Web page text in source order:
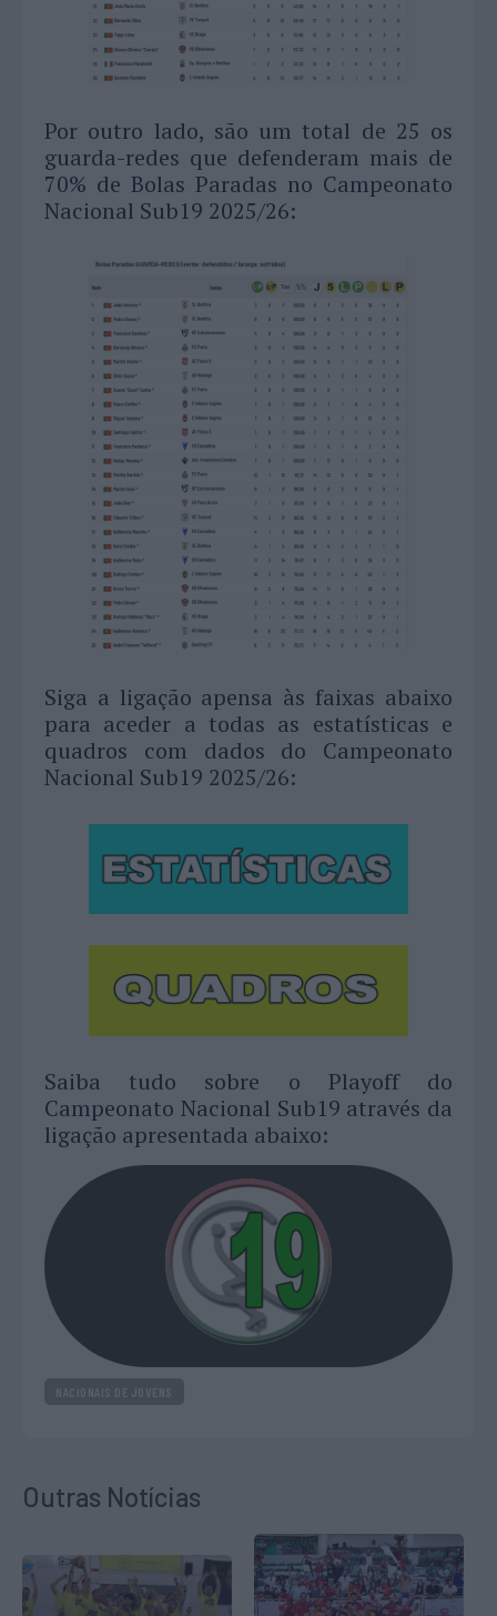
Por outro lado, são um total de 25 os
guarda-redes que defenderam mais de
70% de Bolas Paradas no Campeonato
Nacional Sub19 2025/26:
Siga a ligação apensa às faixas abaixo
para aceder a todas as estatísticas e
quadros com dados do Campeonato
Nacional Sub19 2025/26:
Saiba tudo sobre o Playoff do
Campeonato Nacional Sub19 através da
ligação apresentada abaixo:
Outras Notícias